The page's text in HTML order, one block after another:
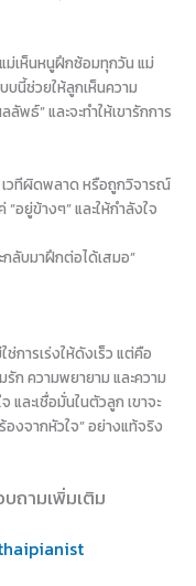
ม่เห็นหนูฝึกซ้อมทุกวัน แม่
บนี้ช่วยให้ลูกเห็นความ
พธ์” และจะทำให้เขารักการ
วทีผิดพลาด หรือถูกวิจารณ์
ยู่ข้างๆ” และให้กำลังใจ
ลับมาฝึกต่อได้เสมอ”
การเร่งให้ดังเร็ว แต่คือ
ก ความพยายาม และความ
ละเชื่อมั่นในตัวลูก เขาจะ
องจากหัวใจ” อย่างแท้จริง
ถามเพิ่มเติม